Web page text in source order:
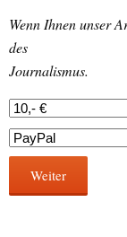
Wenn Ihnen unser
des
Journalismus.
Weiter